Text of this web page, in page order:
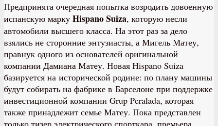
Предпринята очередная попытка возродить довоенную
испанскую марку HispanoSuiza, которую несли
автомобили высшего класса. На этот раз за дело
взялись не сторонние энтузиасты, а Мигель Матеу,
правнук одного из основателей оригинальной
компании Дамиана Матеу. Новая Hispano Suiza
базируется на исторической родине: по плану машины
будут собирать на фабрике в Барселоне при поддержке
инвестиционной компании Grup Peralada, которая
также принадлежит семье Матеу. Пока представлен
только тизер электрического спорткара, премьера